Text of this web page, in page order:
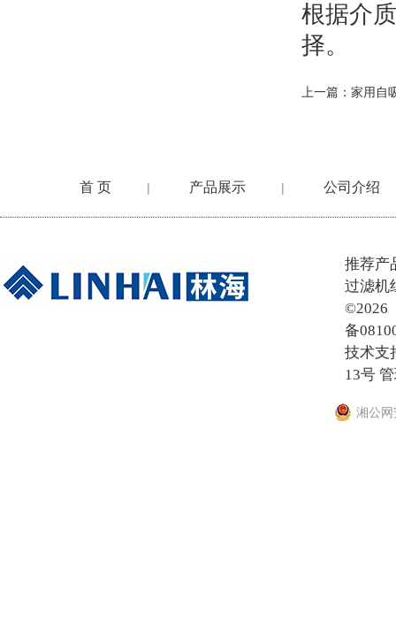
根据介
择。
上一篇： 家用自
首 页 | 产品展示 | 公司介绍
推荐产
过滤机
©2026
备
技术支
13号
湘公